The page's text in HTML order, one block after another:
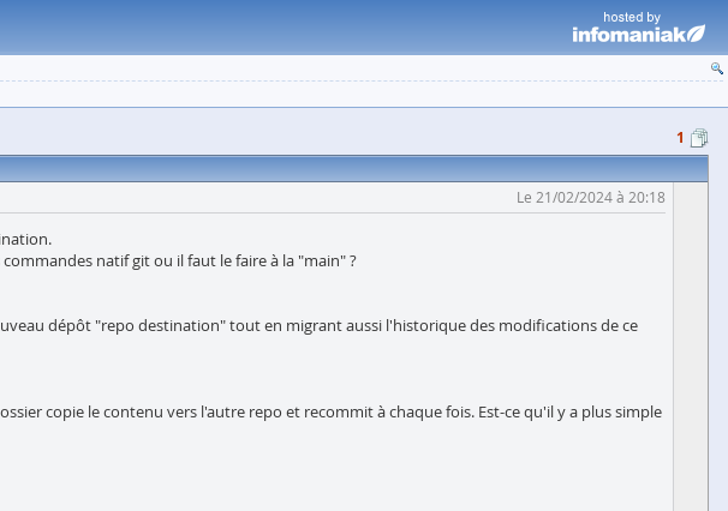
1
Le 21/02/2024 à 20:18
natif git ou il faut le faire à la "main" ?
dépôt "repo destination" tout en migrant aussi l'historique des modifications de ce
copie le contenu vers l'autre repo et recommit à chaque fois. Est-ce qu'il y a plus simple